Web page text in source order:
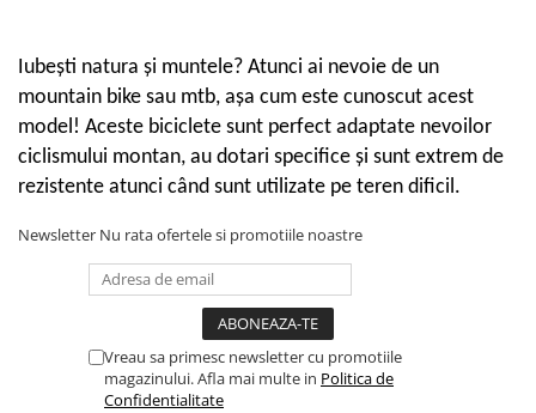
Iubești natura și muntele? Atunci ai nevoie de un
mountain bike sau mtb, așa cum este cunoscut acest
model! Aceste biciclete sunt perfect adaptate nevoilor
ciclismului montan, au dotari specifice și sunt extrem de
rezistente atunci când sunt utilizate pe teren dificil.
Newsletter Nu rata ofertele si promotiile noastre
Vreau sa primesc newsletter cu promotiile
magazinului. Afla mai multe in Politica de
Confidentialitate